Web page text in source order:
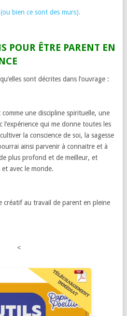
bien ce sont des murs).
POUR ÊTRE PARENT EN
sont décrites dans l’ouvrage :
une discipline spirituelle, une
l’expérience qui me donne toutes les
la conscience de soi, la sagesse
ainsi parvenir à connaitre et à
plus profond et de meilleur, et
et avec le monde.
créatif au travail de parent en pleine
<